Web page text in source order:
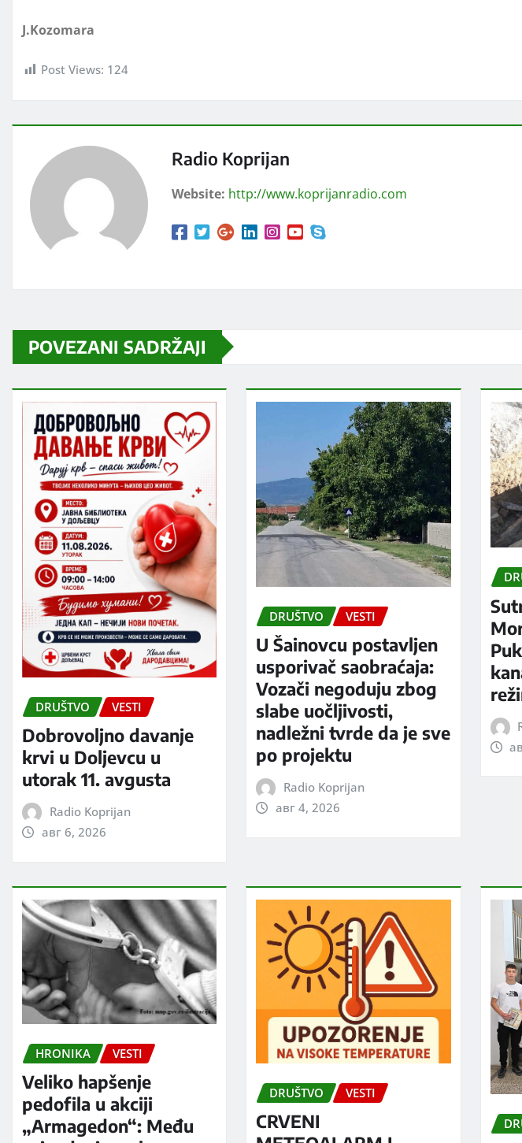
J.Kozomara
Post Views: 124
Radio Koprijan
Website: http://www.koprijanradio.com
POVEZANI SADRŽAJI
DRUŠTVO VESTI
Dobrovoljno davanje
krvi u Doljevcu u
utorak 11. avgusta
Radio Koprijan
авг 6, 2026
DRUŠTVO VESTI
U Šainovcu postavljen
usporivač saobraćaja:
Vozači negoduju zbog
slabe uočljivosti,
nadležni tvrde da je sve
po projektu
Radio Koprijan
авг 4, 2026
HRONIKA VESTI
Veliko hapšenje
pedofila u akciji
„Armagedon“: Među
DRUŠTVO VESTI
CRVENI